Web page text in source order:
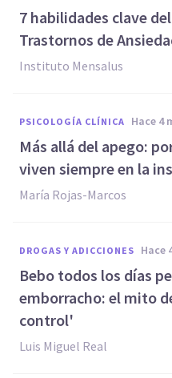
7 habilidades clave
Trastornos de
Instituto Mensalus
PSICOLOGÍA CLÍNICA hace 4
Más allá del apego:
viven siempre en la
María Rojas-Marcos
DROGAS Y ADICCIONES hace
Bebo todos los días
emborracho: el mito
control'
Luis Miguel Real